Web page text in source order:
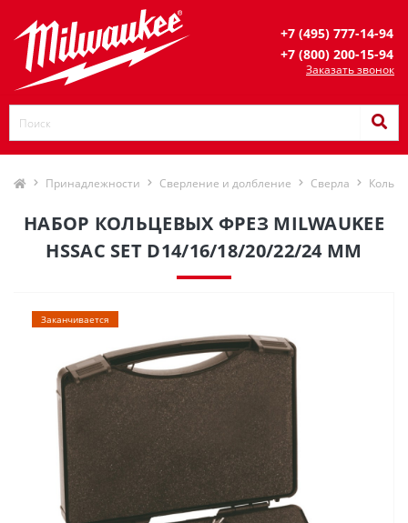
+7 (495) 777-14-94
+7 (800) 200-15-94
Заказать звонок
Принадлежности Сверление и долбление Сверла
НАБОР КОЛЬЦЕВЫХ ФРЕЗ MILWAUKEE
HSSAC SET D14/16/18/20/22/24 ММ
Заканчивается